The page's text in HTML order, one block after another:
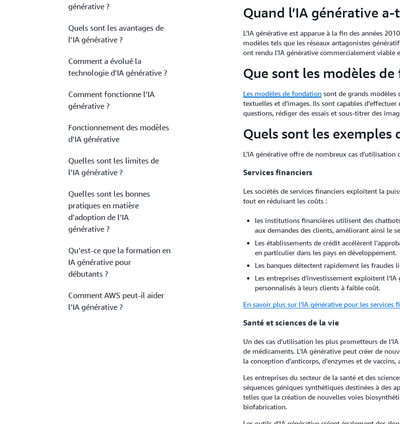
générative ?
Quels sont les avantages de
l’IA générative ?
Comment a évolué la
technologie d’IA générative ?
Comment fonctionne l’IA
générative ?
Fonctionnement des modèles
d’IA générative
Quelles sont les limites de
l’IA générative ?
Quelles sont les bonnes
pratiques en matière
d’adoption de l’IA
générative ?
Qu’est-ce que la formation en
IA générative pour
débutants ?
Comment AWS peut-il aider
l’IA générative ?
Quand l’IA générative
L’IA générative est apparue à la fin des années
modèles tels que les réseaux antagonistes
ont rendu l’IA générative commercialement viable
Que sont les modèles
Les modèles de fondationsont de grands modèles
textuelles et d’images. Ils sont capables
questions, rédiger des essais et sous-titrer des
Quels sont les exemples
L’IA générative offre de nombreux cas d’utilisation
Services financiers
Les sociétés de services financiers exploitent la
tout en réduisant les coûts :
les institutions financières utilisent des
aux demandes des clients, améliorant ainsi le
Les établissements de crédit accélèrent
en particulier dans les pays en développement.
Les banques détectent rapidement les fraudes
Les entreprises d’investissement exploitent
personnalisés à leurs clients à faible coût.
En savoir plus sur l’IA générative pour les services
Santé et sciences de la vie
Un des cas d’utilisation les plus prometteurs de
de médicaments. L’IA générative peut créer de
la conception d’anticorps, d’enzymes et de
Les entreprises du secteur de la santé et des
séquences géniques synthétiques destinées à
telles que la création de nouvelles voies
biofabrication.